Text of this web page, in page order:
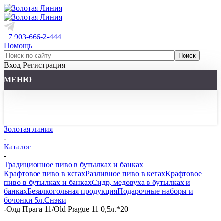
+7 903-666-2-444
Помощь
Вход Регистрация
МЕНЮ
Золотая линия
-
Каталог
-
Традиционное пиво в бутылках и банках
Крафтовое пиво в кегахРазливное пиво в кегахКрафтовое
пиво в бутылках и банкахСидр, медовуха в бутылках и
банкахБезалкогольная продукцияПодарочные наборы и
бочонки 5л.Снэки
-Олд Прага 11/Old Prague 11 0,5л.*20